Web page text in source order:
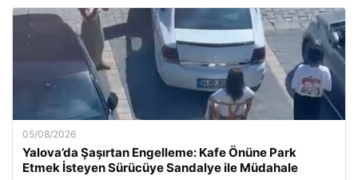
05/08/2026
Yalova’da Şaşırtan Engelleme: Kafe Önüne Park
Etmek İsteyen Sürücüye Sandalye ile Müdahale